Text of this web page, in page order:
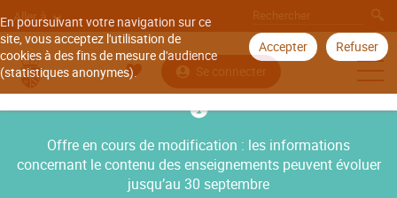
En poursuivant votre navigation sur ce
site, vous acceptez l'utilisation de
cookies à des fins de mesure d'audience
(statistiques anonymes).
Accepter Refuser
Aller à
Se connecter
Offre en cours de modification : les informations
concernant le contenu des enseignements peuvent évoluer
jusqu’au 30 septembre